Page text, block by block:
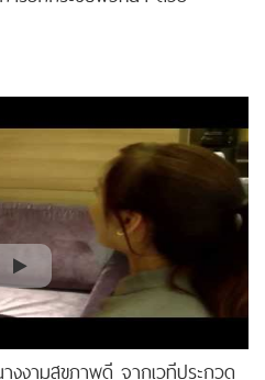
งามสุขภาพดี จากเวทีประกวด